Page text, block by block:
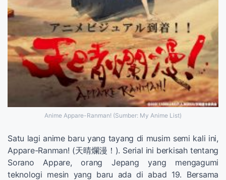
Anime Appare-Ranman! (Sumber: My Anime List)
Satu lagi anime baru yang tayang di musim semi kali ini,
Appare-Ranman! (天晴爛漫！). Serial ini berkisah tentang
Sorano Appare, orang Jepang yang mengagumi
teknologi mesin yang baru ada di abad 19. Bersama